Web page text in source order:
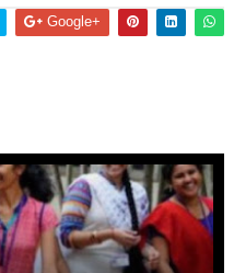
Google+